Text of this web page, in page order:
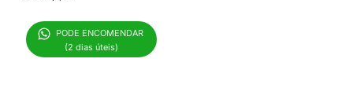
PODE ENCOMENDAR
(2 dias úteis)